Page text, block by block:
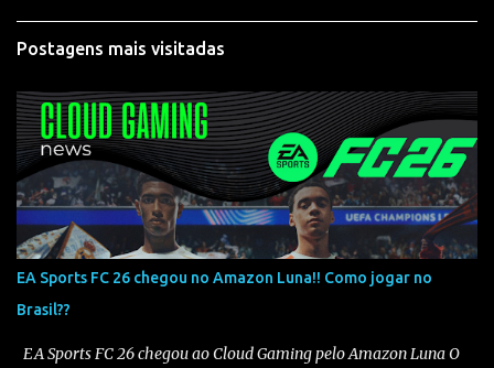
Postagens mais visitadas
EA Sports FC 26 chegou no Amazon Luna!! Como jogar no
Brasil??
EA Sports FC 26 chegou ao Cloud Gaming pelo Amazon Luna O